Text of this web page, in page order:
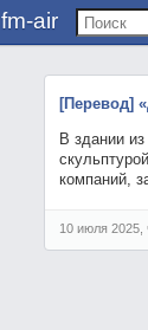
fm-air
[Перевод]
В здании
компаний,
10 июля 2025,